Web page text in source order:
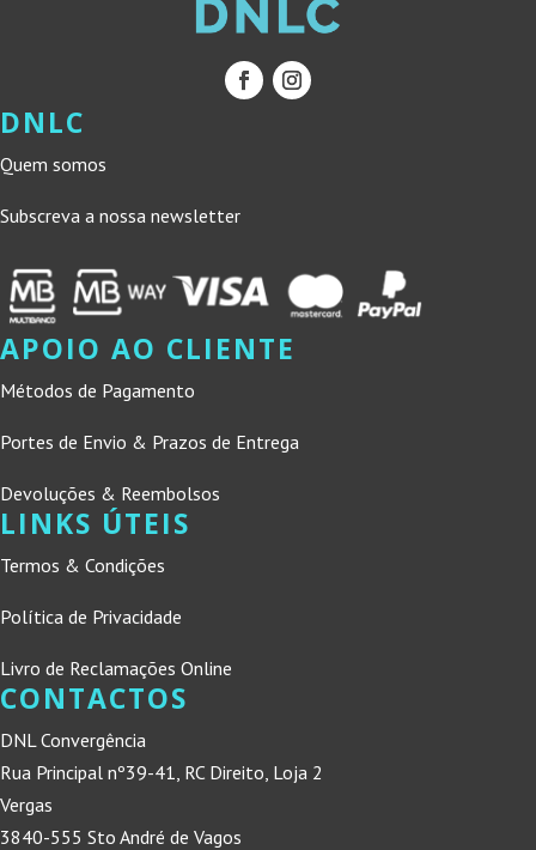
DNLC
Quem somos
Subscreva a nossa newsletter
APOIO AO CLIENTE
Métodos de Pagamento
Portes de Envio & Prazos de Entrega
Devoluções & Reembolsos
LINKS ÚTEIS
Termos & Condições
Política de Privacidade
Livro de Reclamações Online
CONTACTOS
DNL Convergência
Rua Principal nº39-41, RC Direito, Loja 2
Vergas
3840-555 Sto André de Vagos